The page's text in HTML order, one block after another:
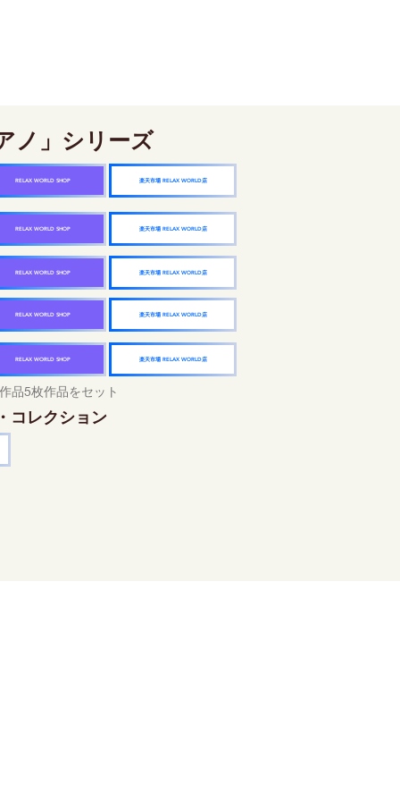
ノ」シリーズ
楽天市場 RELAX WORLD店
RELAX WORLD SHOP
楽天市場 RELAX WORLD店
RELAX WORLD SHOP
楽天市場 RELAX WORLD店
RELAX WORLD SHOP
楽天市場 RELAX WORLD店
RELAX WORLD SHOP
楽天市場 RELAX WORLD店
RELAX WORLD SHOP
品5枚作品をセット
コレクション